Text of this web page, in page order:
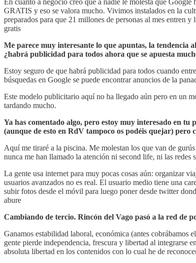
GRATIS y eso se valora mucho. Vivimos instalados en la
preparados para que 21 millones de personas al mes entren
gratis
Me parece muy interesante lo que apuntas, la
¿habrá publicidad para todos ahora que se apuesta
Estoy seguro de que habrá publicidad para todos cuando
búsquedas en Google se puede encontrar anuncios de la
Este modelo publicitario aquí no ha llegado aún pero en un
tardando mucho.
Ya has comentado algo, pero estoy muy interesado en
(aunque de esto en RdV tampoco os podéis quejar) pero
Aquí me tiraré a la piscina. Me molestan los que van de
nunca me han llamado la atención ni second life, ni las redes
La gente usa internet para muy pocas cosas aún: organizar
usuarios avanzados no es real. El usuario medio tiene una
subir fotos desde el móvil para luego poner desde twitter
abure
Cambiando de tercio. Rincón del Vago pasó a la red de
Ganamos estabilidad laboral, económica (antes
gente pierde independencia, frescura y libertad al integrarse
absoluta libertad en los contenidos con lo cual he de